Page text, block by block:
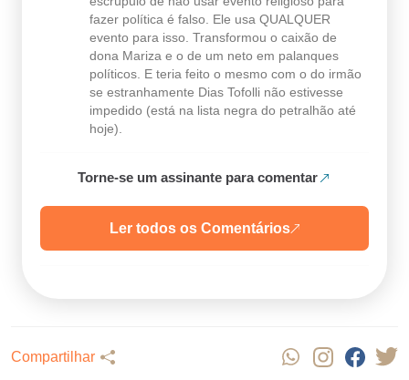
fazer política é falso. Ele usa QUALQUER
evento para isso. Transformou o caixão de
dona Mariza e o de um neto em palanques
políticos. E teria feito o mesmo com o do irmão
se estranhamente Dias Tofolli não estivesse
impedido (está na lista negra do petralhão até
hoje).
Torne-se um assinante para comentar
Ler todos os Comentários
Compartilhar